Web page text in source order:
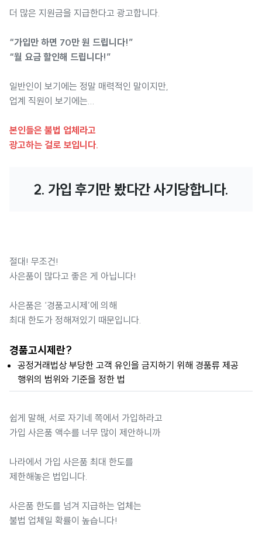
더 많은 지원금을 지급한다고 광고합니다.
“가입만 하면 70만 원 드립니다!”
“월 요금 할인해 드립니다!”
일반인이 보기에는 정말 매력적인 말이지만,
업계 직원이 보기에는...
본인들은 불법 업체라고
광고하는 걸로 보입니다.
2. 가입 후기만 봤다간 사기당합니다.
절대! 무조건!
사은품이 많다고 좋은 게 아닙니다!
사은품은 ‘경품고시제’에 의해
최대 한도가 정해져있기 때문입니다.
경품고시제란?
공정거래법상 부당한 고객 유인을 금지하기 위해 경품류 제공
행위의 범위와 기준을 정한 법
쉽게 말해, 서로 자기네 쪽에서 가입하라고
가입 사은품 액수를 너무 많이 제안하니까
나라에서 가입 사은품 최대 한도를
제한해놓은 법입니다.
사은품 한도를 넘겨 지급하는 업체는
불법 업체일 확률이 높습니다!